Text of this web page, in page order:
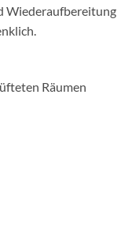
Wiederaufbereitung
Räumen